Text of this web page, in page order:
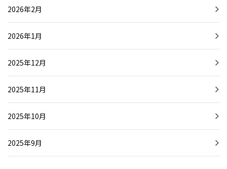
2026年2月
2026年1月
2025年12月
2025年11月
2025年10月
2025年9月